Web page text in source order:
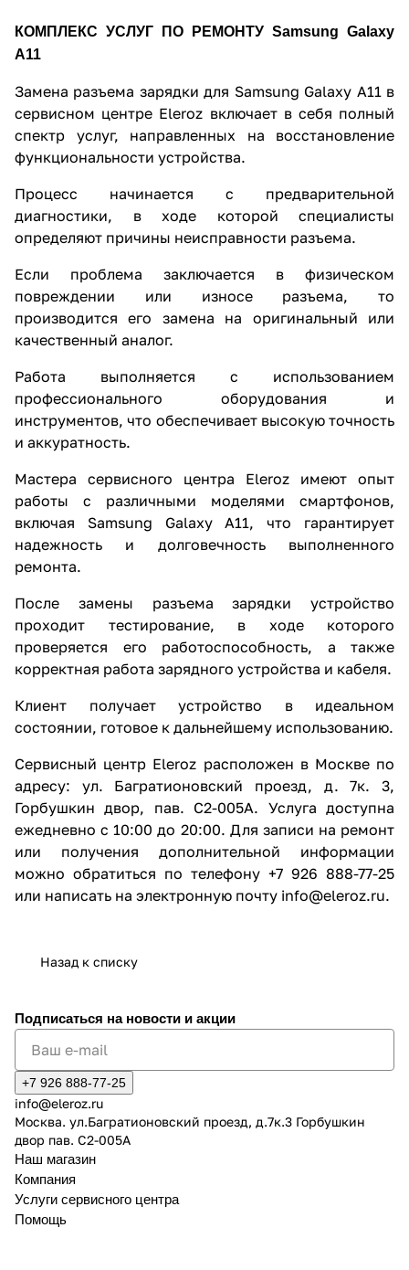
КОМПЛЕКС УСЛУГ ПО РЕМОНТУ Samsung Galaxy
A11
Замена разъема зарядки для Samsung Galaxy A11 в
сервисном центре Eleroz включает в себя полный
спектр услуг, направленных на восстановление
функциональности устройства.
Процесс начинается с предварительной
диагностики, в ходе которой специалисты
определяют причины неисправности разъема.
Если проблема заключается в физическом
повреждении или износе разъема, то
производится его замена на оригинальный или
качественный аналог.
Работа выполняется с использованием
профессионального оборудования и
инструментов, что обеспечивает высокую точность
и аккуратность.
Мастера сервисного центра Eleroz имеют опыт
работы с различными моделями смартфонов,
включая Samsung Galaxy A11, что гарантирует
надежность и долговечность выполненного
ремонта.
После замены разъема зарядки устройство
проходит тестирование, в ходе которого
проверяется его работоспособность, а также
корректная работа зарядного устройства и кабеля.
Клиент получает устройство в идеальном
состоянии, готовое к дальнейшему использованию.
Сервисный центр Eleroz расположен в Москве по
адресу: ул. Багратионовский проезд, д. 7к. 3,
Горбушкин двор, пав. C2-005A. Услуга доступна
ежедневно с 10:00 до 20:00. Для записи на ремонт
или получения дополнительной информации
можно обратиться по телефону +7 926 888-77-25
или написать на электронную почту info@eleroz.ru.
Назад к списку
Подписаться на новости и акции
+7 926 888-77-25
info@eleroz.ru
Москва. ул.Багратионовский проезд, д.7к.3 Горбушкин
двор пав. C2-005A
Наш магазин
Компания
Услуги сервисного центра
Помощь